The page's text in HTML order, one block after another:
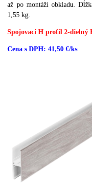
až po montáži obkladu.
1,55 kg.
Spojovací H profil 2-dielný
Cena s DPH: 41,50 €/ks